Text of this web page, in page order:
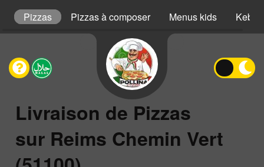
Pizzas Pizzas à composer Menus kids
Livraison de Pizzas
sur Reims Chemin Vert